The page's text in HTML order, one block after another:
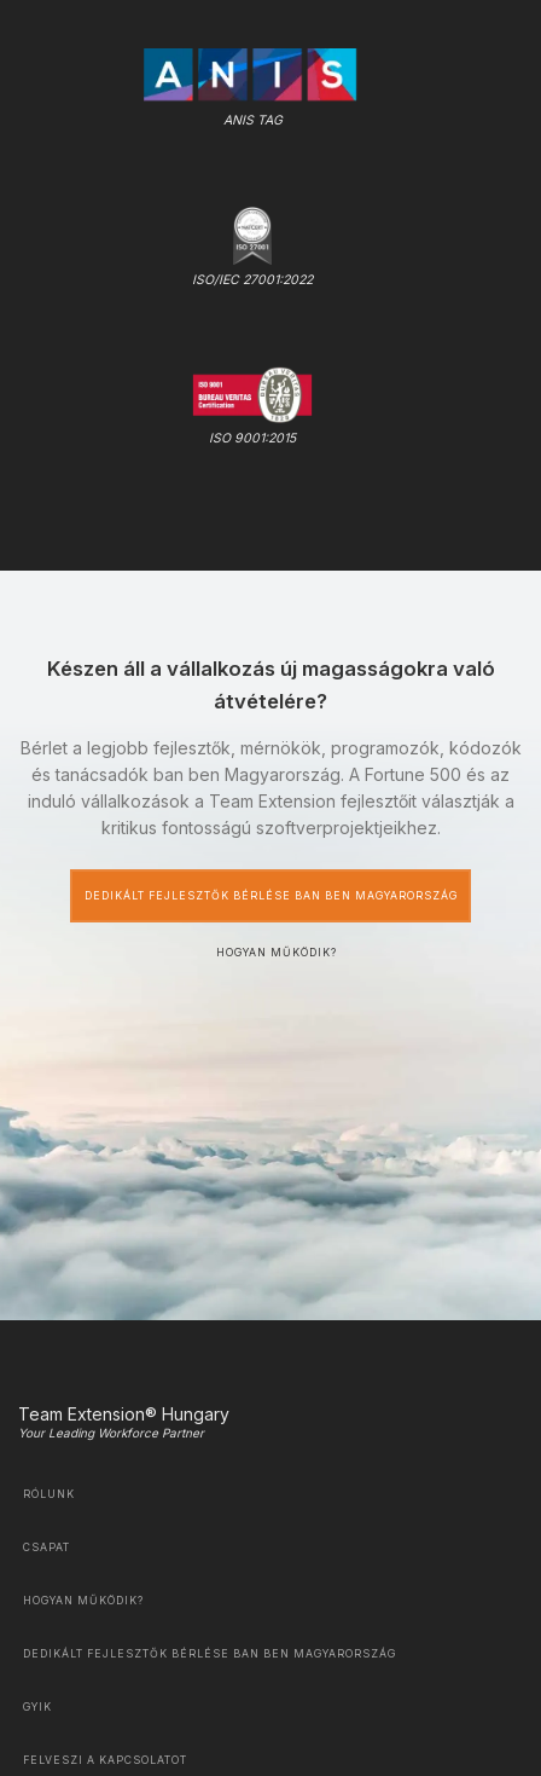
ANIS TAG
ISO/IEC 27001:2022
ISO 9001:2015
Készen áll a vállalkozás új magasságokra való
átvételére?
Bérlet a legjobb fejlesztők, mérnökök, programozók, kódozók
és tanácsadók ban ben Magyarország. A Fortune 500 és az
induló vállalkozások a Team Extension fejlesztőit választják a
kritikus fontosságú szoftverprojektjeikhez.
DEDIKÁLT FEJLESZTŐK BÉRLÉSE BAN BEN MAGYARORSZÁG
HOGYAN MŰKÖDIK?
Team Extension® Hungary
Your Leading Workforce Partner
RÓLUNK
CSAPAT
HOGYAN MŰKÖDIK?
DEDIKÁLT FEJLESZTŐK BÉRLÉSE BAN BEN MAGYARORSZÁG
GYIK
FELVESZI A KAPCSOLATOT